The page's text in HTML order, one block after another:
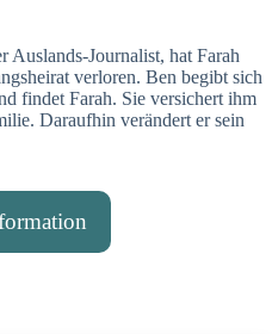
Journalist, hat Farah
verloren. Ben begibt sich
findet Farah. Sie versichert ihm
Daraufhin verändert er sein